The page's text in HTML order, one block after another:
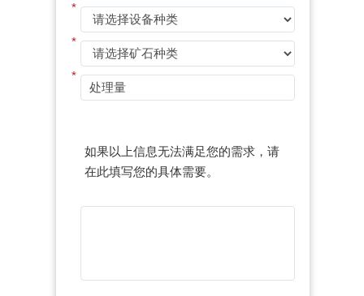
*
*
*
如果以上信息无法满足您的需求，请
在此填写您的具体需要。